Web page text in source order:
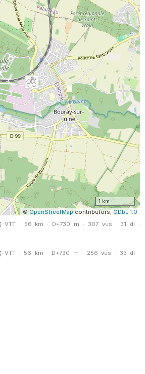
Photos
1 km
© OpenStreetMapcontributors, ODbL 1.0
VTT · 56 km · D+730 m · 307 vus · 31 dl ·
VTT · 56 km · D+730 m · 256 vus · 33 dl ·